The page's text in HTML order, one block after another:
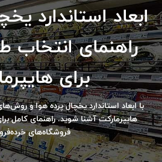
ابعاد استاندارد
راهنمای
برای
با ابعاد استاندارد یخچال پرده هوا و
هایپرمارکت آشنا شوید. راهنمای کامل
فروشگاه‌های